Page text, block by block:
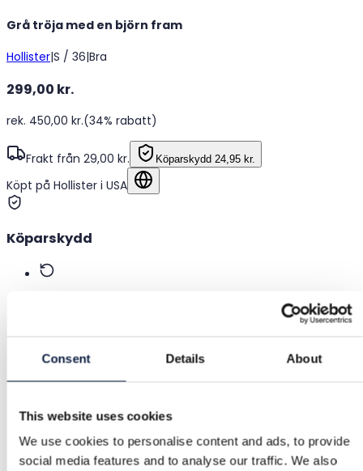
Consent Details About
This website uses cookies
We use cookies to personalise content and ads, to provide
social media features and to analyse our traffic. We also
Grå tröja med en björn fram
Hollister|S / 36|Bra
Köpt på Hollister i USA
299,00 kr.
rek. 450,00 kr.(34% rabatt)
Frakt från 29,00 kr. Köparskydd 24,95 kr.
Köparskydd
Säker betalning
Pengarna hålls tills du bekräftar att varan är ok.